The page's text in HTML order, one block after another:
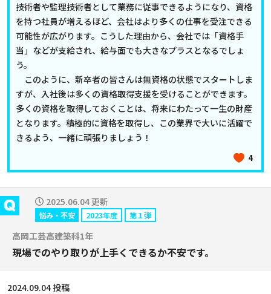
技術者や監理技術者として業務に従事できるようになり、資格
を持つ社員が増えるほど、会社はより多くの仕事を受注できる
可能性が広がります。こうした理由から、会社では「資格手
当」などが支給され、給与面でも大きなプラスとなるでしょ
う。
このように、新卒者の皆さんは無資格の状態でスタートしま
すが、入社後は多くの資格取得支援を受けることができます。
多くの資格を取得しておくことは、将来にわたって一生の財産
となります。積極的に資格を取得し、この業界で大いに活躍で
きるよう、一緒に頑張りましょう！
4
2025.06.04 更新
悩み・不安 2023年度 第１弾
高岡工芸高建築科1年
現場でのやり取りが上手くできるか不安です。
2024.09.04 投稿